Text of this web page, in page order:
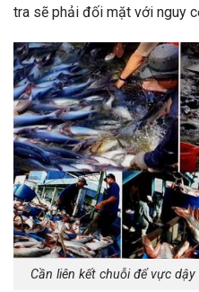
tra sẽ phải đối mặt với nguy
Cần liên kết chuỗi để vực